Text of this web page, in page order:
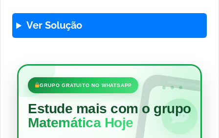
Ver Solução
•••
GRUPO GRATUITO NO WHATSAPP
Estude mais com o grupo
Matemática Hoje